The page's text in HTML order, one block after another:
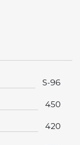
S-96
450
420